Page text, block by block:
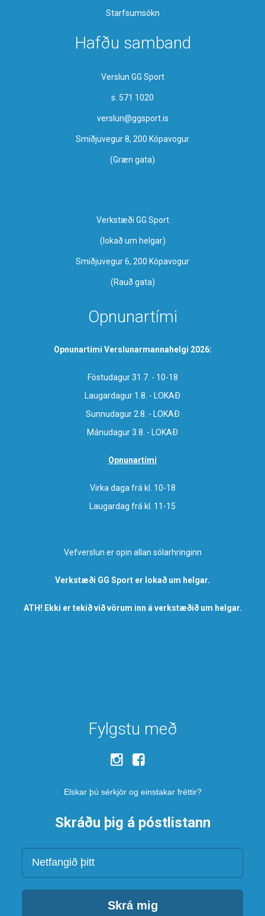
Starfsumsókn
Hafðu samband
Verslun GG Sport
s. 571 1020
verslun@ggsport.is
Smiðjuvegur 8, 200 Kópavogur
(Græn gata)
Verkstæði GG Sport
​(lokað um helgar)
Smiðjuvegur 6, 200 Kópavogur
(Rauð gata)
Opnunartími
Opnunartími Verslunarmannahelgi 2026:
Föstudagur 31.7. - 10-18
Laugardagur 1.8. - LOKAÐ
Sunnudagur 2.8. - LOKAÐ
Mánudagur 3.8. - LOKAÐ
Opnunartími
Virka daga frá kl. 10-18
Laugardag frá kl. 11-15
Vefverslun er opin allan sólarhringinn
Verkstæði GG Sport er lokað um helgar.
ATH! Ekki er tekið við vörum inn á verkstæðið um helgar.
Fylgstu með
Elskar þú sérkjör og einstakar fréttir?
Skráðu þig á póstlistann
Netfang
Skrá mig